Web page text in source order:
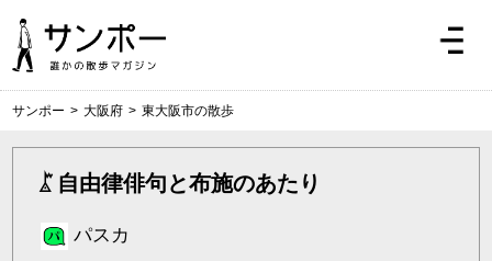
サンポー > 大阪府 > 東大阪市の散歩
自由律俳句と布施のあたり
パスカ